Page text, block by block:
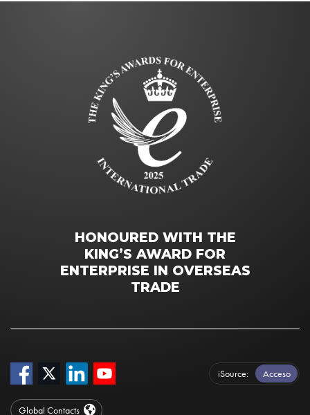
HONOURED WITH THE
KING’S AWARD FOR
ENTERPRISE IN OVERSEAS
TRADE
iSource Acceso
Global Contacts